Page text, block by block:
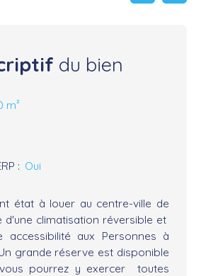
du bien
m²
: Oui
état à louer au centre-ville de
d'une climatisation réversible et
aux Personnes à
grande réserve est disponible
pourrez y exercer toutes